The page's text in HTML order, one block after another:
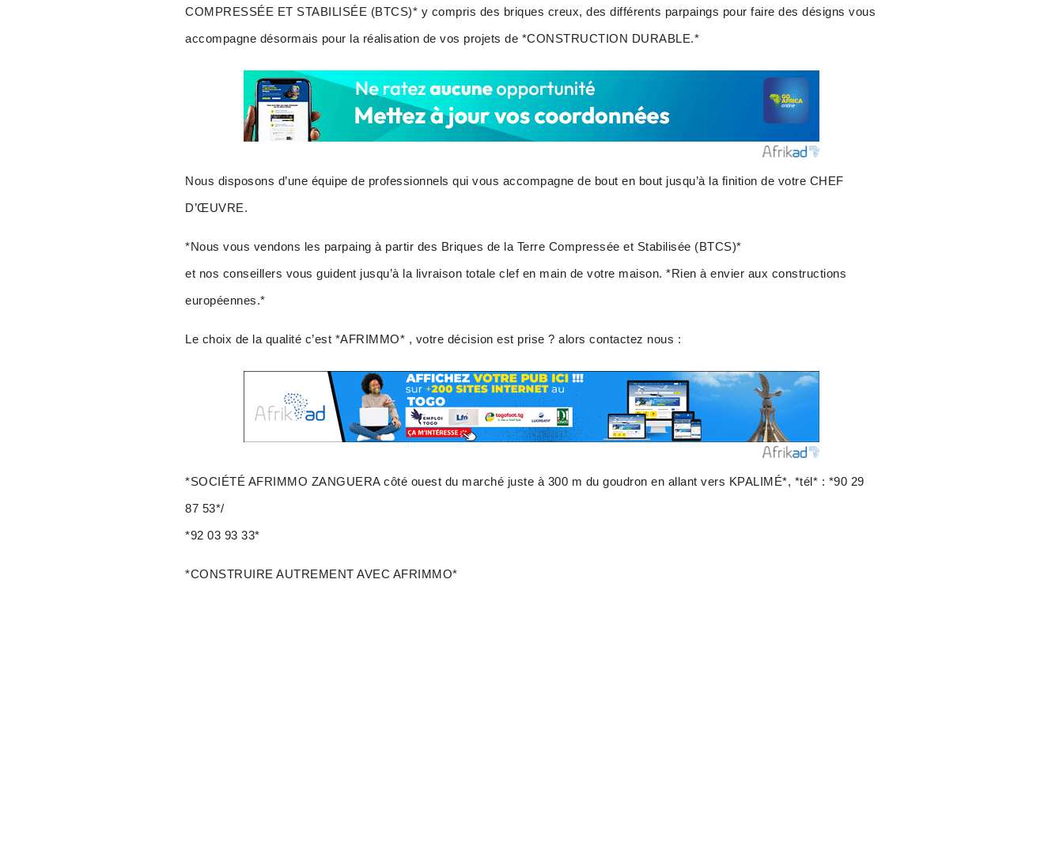
COMPRESSÉE ET STABILISÉE (BTCS)* y compris des briques creux, des différents parpaings pour faire des désigns vous
accompagne désormais pour la réalisation de vos projets de *CONSTRUCTION DURABLE.*
Nous disposons d’une équipe de professionnels qui vous accompagne de bout en bout jusqu’à la finition de votre CHEF
D’ŒUVRE.
*Nous vous vendons les parpaing à partir des Briques de la Terre Compressée et Stabilisée (BTCS)*
et nos conseillers vous guident jusqu’à la livraison totale clef en main de votre maison. *Rien à envier aux constructions
européennes.*
Le choix de la qualité c’est *AFRIMMO* , votre décision est prise ? alors contactez nous :
*SOCIÉTÉ AFRIMMO ZANGUERA côté ouest du marché juste à 300 m du goudron en allant vers KPALIMÉ*, *tél* : *90 29
87 53*/
*92 03 93 33*
*CONSTRUIRE AUTREMENT AVEC AFRIMMO*